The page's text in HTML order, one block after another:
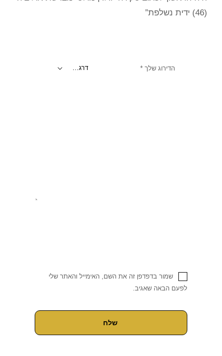
(46) ידית נשלפת”
הדירוג שלך *
שמור בדפדפן זה את השם, האימייל והאתר שלי
לפעם הבאה שאגיב.